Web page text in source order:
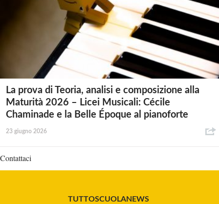
La prova di Teoria, analisi e composizione alla
Maturità 2026 – Licei Musicali: Cécile
Chaminade e la Belle Époque al pianoforte
23 giugno 2026
Contattaci
TUTTOSCUOLANEWS